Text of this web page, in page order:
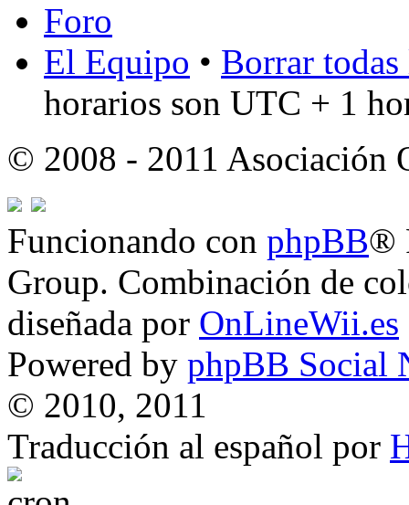
Foro
El Equipo • Borrar
horarios son UTC + 1
© 2008 - 2011 Asociación
Funcionando con phpBB®
Group. Combinación de
diseñada por OnLineWii.es
Powered by phpBB Social
© 2010, 2011
Traducción al español por